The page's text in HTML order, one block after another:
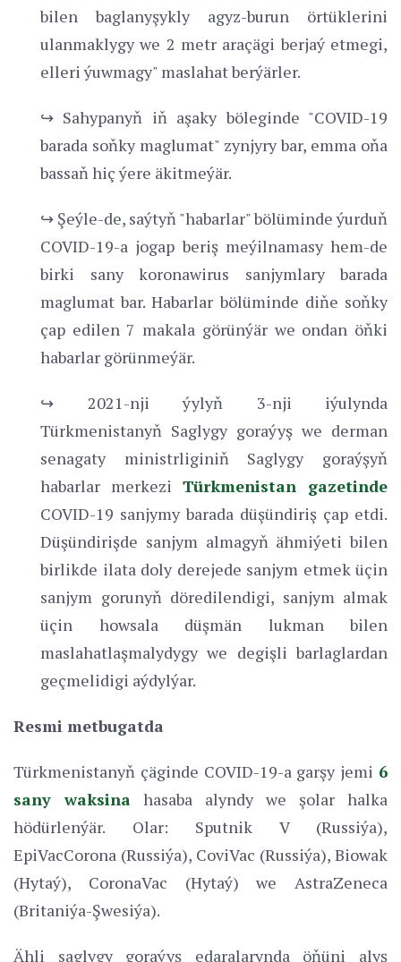
bilen baglanyşykly agyz-burun örtüklerini
ulanmaklygy we 2 metr araçägi berjaý etmegi,
elleri ýuwmagy" maslahat berýärler.
↪ Sahypanyň iň aşaky böleginde "COVID-19
barada soňky maglumat" zynjyry bar, emma oňa
bassaň hiç ýere äkitmeýär.
↪ Şeýle-de, saýtyň "habarlar" bölüminde ýurduň
COVID-19-a jogap beriş meýilnamasy hem-de
birki sany koronawirus sanjymlary barada
maglumat bar. Habarlar bölüminde diňe soňky
çap edilen 7 makala görünýär we ondan öňki
habarlar görünmeýär.
↪ 2021-nji ýylyň 3-nji iýulynda
Türkmenistanyň Saglygy goraýyş we derman
senagaty ministrliginiň Saglygy goraýşyň
habarlar merkezi Türkmenistan gazetinde
COVID-19 sanjymy barada düşündiriş çap etdi.
Düşündirişde sanjym almagyň ähmiýeti bilen
birlikde ilata doly derejede sanjym etmek üçin
sanjym gorunyň döredilendigi, sanjym almak
üçin howsala düşmän lukman bilen
maslahatlaşmalydygy we degişli barlaglardan
geçmelidigi aýdylýar.
Resmi metbugatda
Türkmenistanyň çäginde COVID-19-a garşy jemi 6
sany waksina hasaba alyndy we şolar halka
hödürlenýär. Olar: Sputnik V (Russiýa),
EpiVacCorona (Russiýa), CoviVac (Russiýa), Biowak
(Hytaý), CoronaVac (Hytaý) we AstraZeneca
(Britaniýa-Şwesiýa).
Ähli saglygy goraýyş edaralarynda öňüni alyş